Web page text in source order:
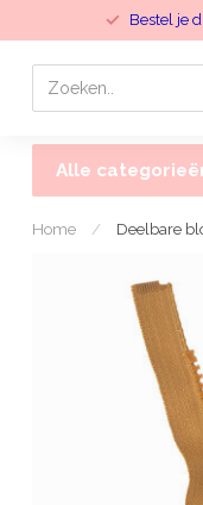
Bestel je
Alle
Home / Deelbare